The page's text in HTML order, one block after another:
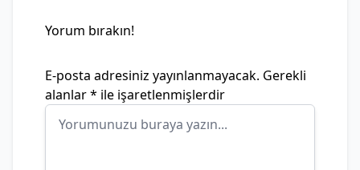
Yorum bırakın!
E-posta adresiniz yayınlanmayacak. Gerekli
alanlar* ile işaretlenmişlerdir